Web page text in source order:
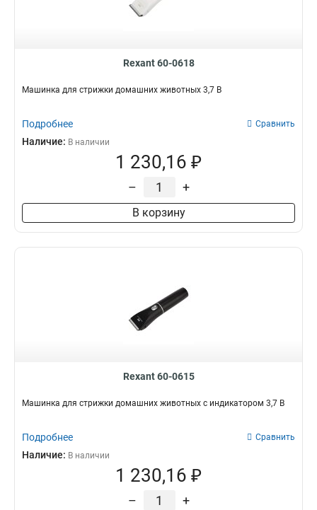
Rexant 60-0618
Машинка для стрижки домашних животных 3,7 В
Подробнее Сравнить
Наличие: В наличии
1 230,16 ₽
– +
В корзину
Rexant 60-0615
Машинка для стрижки домашних животных с индикатором 3,7 В
Подробнее Сравнить
Наличие: В наличии
1 230,16 ₽
– +